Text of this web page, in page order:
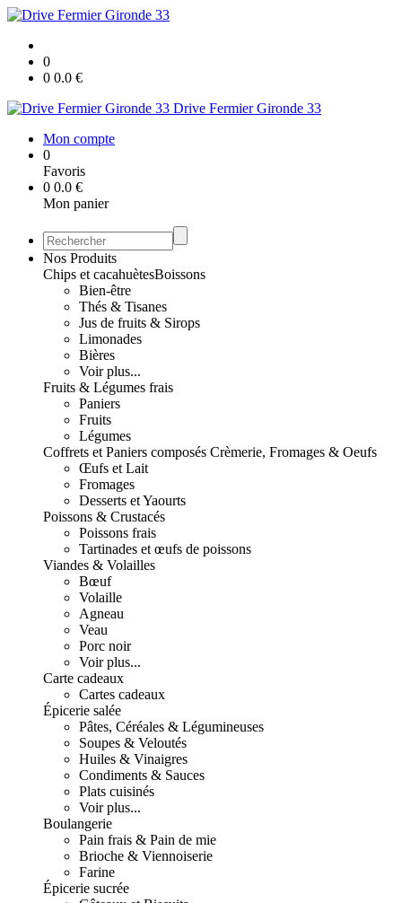
0
0 0.0 €
Drive Fermier Gironde 33
Mon compte
0
Favoris
0 0.0 €
Mon panier
Nos Produits
Chips et cacahuètesBoissons
Bien-être
Thés & Tisanes
Jus de fruits & Sirops
Limonades
Bières
Voir plus...
Fruits & Légumes frais
Paniers
Fruits
Légumes
Coffrets et Paniers composés Crèmerie, Fromages & Oeufs
Œufs et Lait
Fromages
Desserts et Yaourts
Poissons & Crustacés
Poissons frais
Tartinades et œufs de poissons
Viandes & Volailles
Bœuf
Volaille
Agneau
Veau
Porc noir
Voir plus...
Carte cadeaux
Cartes cadeaux
Épicerie salée
Pâtes, Céréales & Légumineuses
Soupes & Veloutés
Huiles & Vinaigres
Condiments & Sauces
Plats cuisinés
Voir plus...
Boulangerie
Pain frais & Pain de mie
Brioche & Viennoiserie
Farine
Épicerie sucrée